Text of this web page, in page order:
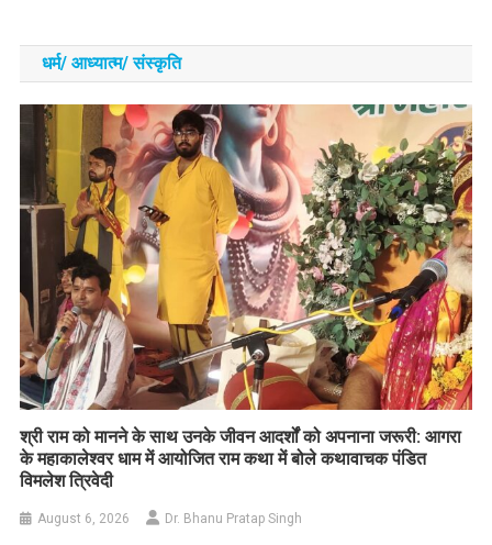
धर्म/ आध्‍यात्‍म/ संस्‍कृति
​श्री राम को मानने के साथ उनके जीवन आदर्शों को अपनाना जरूरी: आगरा
के महाकालेश्वर धाम में आयोजित राम कथा में बोले कथावाचक पंडित
विमलेश त्रिवेदी
August 6, 2026 Dr. Bhanu Pratap Singh